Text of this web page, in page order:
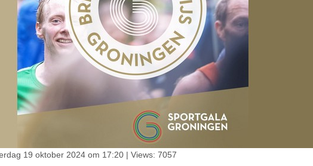
19 oktober 2024 om 17:20 | Views: 7057